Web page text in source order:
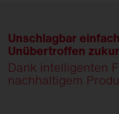
Unschlagbar
Unübertroffen
Dank intelligenten
nachhaltigem